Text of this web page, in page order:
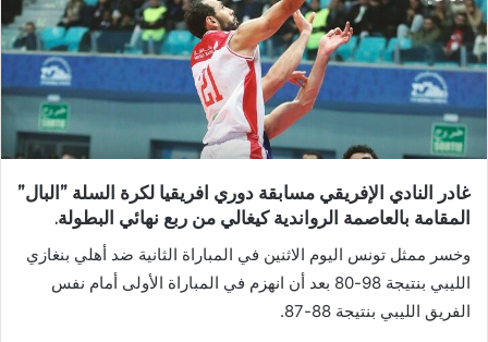
غادر النادي الإفريقي مسابقة دوري افريقيا لكرة السلة ”البال”
المقامة بالعاصمة الرواندية كيغالي من ربع نهائي البطولة.
وخسر ممثل تونس اليوم الاثنين في المباراة الثانية ضد أهلي بنغازي
الليبي بنتيجة 98-80 بعد أن انهزم في المباراة الأولى أمام نفس
الفريق الليبي بنتيجة 88-87.